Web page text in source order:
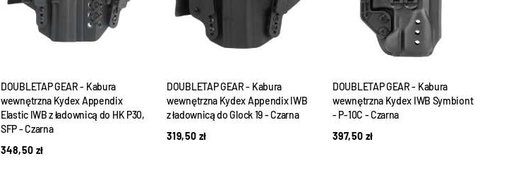
DOUBLETAP GEAR - Kabura
wewnętrzna Kydex Appendix
Elastic IWB z ładownicą do HK P30,
SFP - Czarna
348,50 zł
DOUBLETAP GEAR - Kabura
wewnętrzna Kydex Appendix IWB
z ładownicą do Glock 19 - Czarna
319,50 zł
DOUBLETAP GEAR - Kabura
wewnętrzna Kydex IWB Symbiont
- P-10C - Czarna
397,50 zł